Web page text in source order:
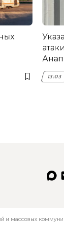
13:03
и массовых